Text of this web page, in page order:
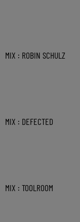
MIX : ROBIN SCHULZ
MIX : DEFECTED
MIX : TOOLROOM